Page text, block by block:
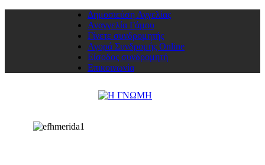
Δημοσιεύση Αγγελίας
Αναγγελία Γάμου
Γίνετε συνδρομητής
Αγορά Συνδρομής Online
Είσοδος συνδρομητή
Επικοινωνία